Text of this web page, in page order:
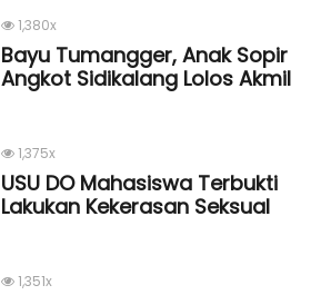
1,380x
Bayu Tumangger, Anak Sopir
Angkot Sidikalang Lolos Akmil
1,375x
USU DO Mahasiswa Terbukti
Lakukan Kekerasan Seksual
1,351x